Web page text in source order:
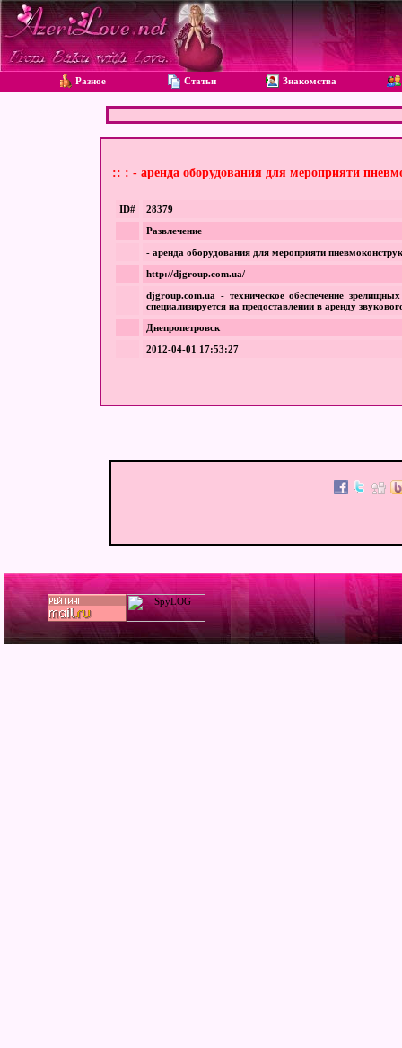
Разное Статьи Знакомства
:: : - аренда оборудования для мероприяти
ID#
28379
Развлечение
- аренда оборудования для мероприяти
http://djgroup.com.ua/
djgroup.com.ua - техническое обеспечение
специализируется на предоставлении в аренду
Днепропетровск
2012-04-01 17:53:27